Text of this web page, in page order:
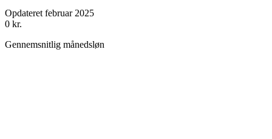
Opdateret februar 2025
0 kr.
Gennemsnitlig månedsløn